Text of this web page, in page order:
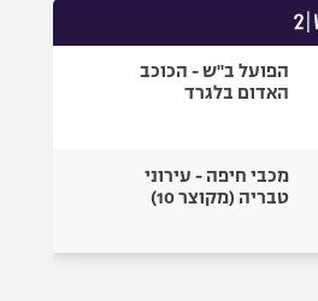
הפועל ב"ש - הכוכב
האדום בלגרד
מכבי חיפה - עירוני
טבריה (מקוצר 10)